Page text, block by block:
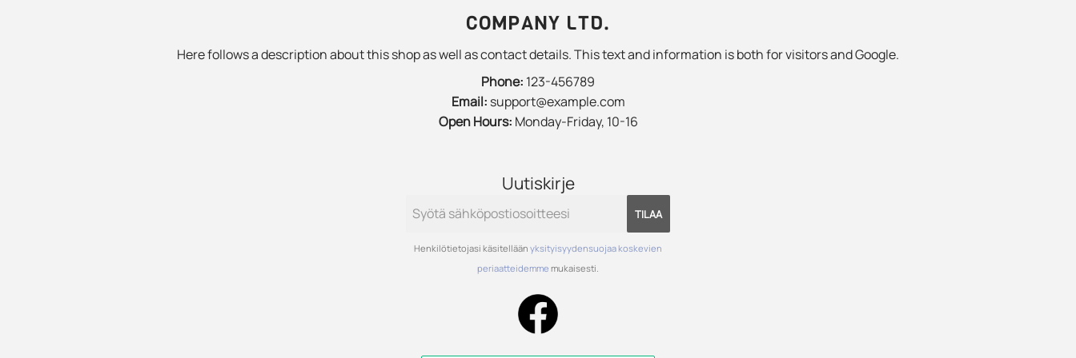
COMPANY LTD.
Here follows a description about this shop as well as contact details. This text and information is both for visitors and Google.
Phone: 123-456789
Email: support@example.com
Open Hours: Monday-Friday, 10-16
Uutiskirje
TILAA
Henkilötietojasi käsitellään yksityisyydensuojaa koskevien
periaatteidemme mukaisesti.